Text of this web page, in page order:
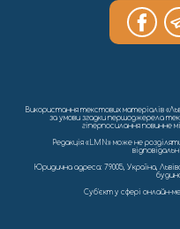
Використання текстових матеріалів
за умови згадки першоджерела
гіперпосилання повинне
Редакція «LMN» може не
Юридична адреса: 79005, Україна,
Cуб'єкт у сфері онлайн-